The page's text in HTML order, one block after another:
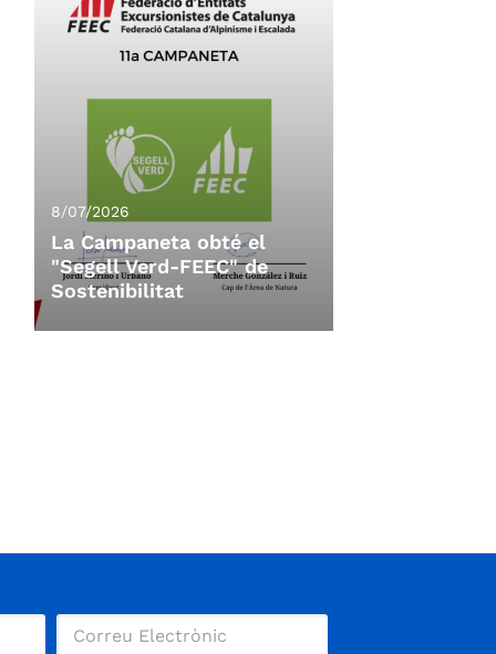
8/07/2026
La Campaneta obté el
"Segell Verd-FEEC" de
Sostenibilitat
Excursionista de Terrassa, amb la